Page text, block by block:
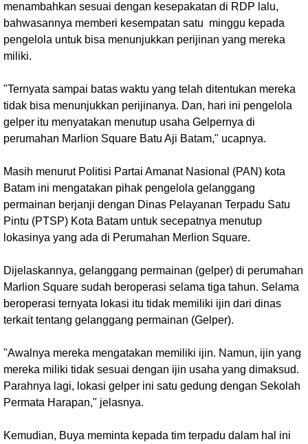
menambahkan sesuai dengan kesepakatan di RDP lalu,
bahwasannya memberi kesempatan satu minggu kepada
pengelola untuk bisa menunjukkan perijinan yang mereka
miliki.
"Ternyata sampai batas waktu yang telah ditentukan mereka
tidak bisa menunjukkan perijinanya. Dan, hari ini pengelola
gelper itu menyatakan menutup usaha Gelpernya di
perumahan Marlion Square Batu Aji Batam," ucapnya.
Masih menurut Politisi Partai Amanat Nasional (PAN) kota
Batam ini mengatakan pihak pengelola gelanggang
permainan berjanji dengan Dinas Pelayanan Terpadu Satu
Pintu (PTSP) Kota Batam untuk secepatnya menutup
lokasinya yang ada di Perumahan Merlion Square.
Dijelaskannya, gelanggang permainan (gelper) di perumahan
Marlion Square sudah beroperasi selama tiga tahun. Selama
beroperasi ternyata lokasi itu tidak memiliki ijin dari dinas
terkait tentang gelanggang permainan (Gelper).
"Awalnya mereka mengatakan memiliki ijin. Namun, ijin yang
mereka miliki tidak sesuai dengan ijin usaha yang dimaksud.
Parahnya lagi, lokasi gelper ini satu gedung dengan Sekolah
Permata Harapan," jelasnya.
Kemudian, Buya meminta kepada tim terpadu dalam hal ini